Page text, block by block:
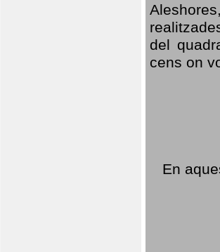
del
cens on
En